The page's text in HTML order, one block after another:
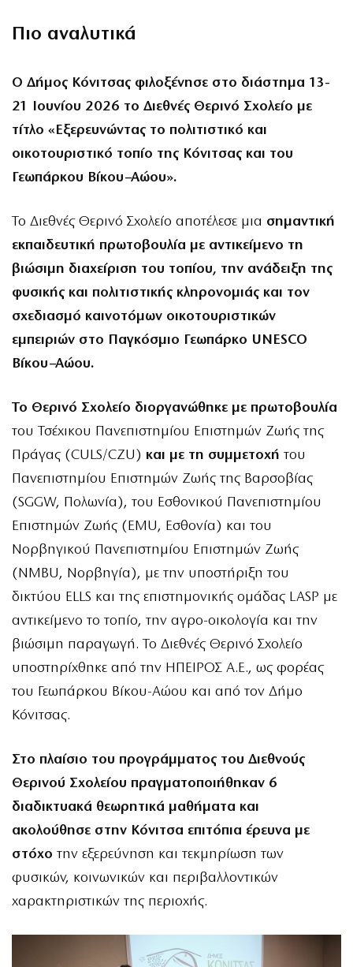
Πιο αναλυτικά
Ο Δήμος Κόνιτσας φιλοξένησε στο διάστημα 13-
21 Ιουνίου 2026 το Διεθνές Θερινό Σχολείο με
τίτλο «Εξερευνώντας το πολιτιστικό και
οικοτουριστικό τοπίο της Κόνιτσας και του
Γεωπάρκου Βίκου–Αώου».
Το Διεθνές Θερινό Σχολείο αποτέλεσε μια σημαντική
εκπαιδευτική πρωτοβουλία με αντικείμενο τη
βιώσιμη διαχείριση του τοπίου, την ανάδειξη της
φυσικής και πολιτιστικής κληρονομιάς και τον
σχεδιασμό καινοτόμων οικοτουριστικών
εμπειριών στο Παγκόσμιο Γεωπάρκο UNESCO
Βίκου–Αώου.
Το Θερινό Σχολείο διοργανώθηκε με πρωτοβουλία
του Τσέχικου Πανεπιστημίου Επιστημών Ζωής της
Πράγας (CULS/CZU) και με τη συμμετοχή του
Πανεπιστημίου Επιστημών Ζωής της Βαρσοβίας
(SGGW, Πολωνία), του Εσθονικού Πανεπιστημίου
Επιστημών Ζωής (EMU, Εσθονία) και του
Νορβηγικού Πανεπιστημίου Επιστημών Ζωής
(NMBU, Νορβηγία), με την υποστήριξη του
δικτύου ELLS και της επιστημονικής ομάδας LASP με
αντικείμενο το τοπίο, την αγρο-οικολογία και την
βιώσιμη παραγωγή. Το Διεθνές Θερινό Σχολείο
υποστηρίχθηκε από την ΗΠΕΙΡΟΣ Α.Ε., ως φορέας
του Γεωπάρκου Βίκου-Αώου και από τον Δήμο
Κόνιτσας.
Στο πλαίσιο του προγράμματος του Διεθνούς
Θερινού Σχολείου πραγματοποιήθηκαν 6
διαδικτυακά θεωρητικά μαθήματα και
ακολούθησε στην Κόνιτσα επιτόπια έρευνα με
στόχο την εξερεύνηση και τεκμηρίωση των
φυσικών, κοινωνικών και περιβαλλοντικών
χαρακτηριστικών της περιοχής.